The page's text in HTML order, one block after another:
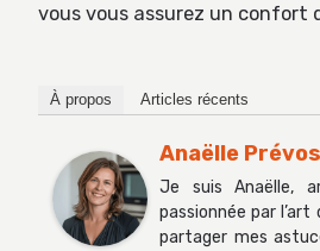
vous vous assurez un confort
À propos Articles récents
Anaëlle
Je suis Anaëlle,
passionnée par l’art
partager mes